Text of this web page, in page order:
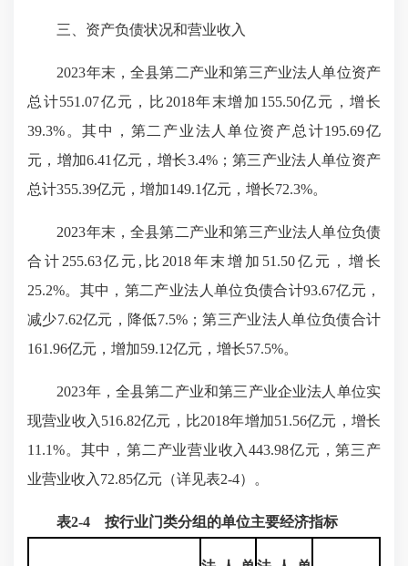
三、资产负债状况和营业收入
2023年末，全县第二产业和第三产业法人单位资产
总计551.07亿元，比2018年末增加155.50亿元，增长
39.3%。其中，第二产业法人单位资产总计195.69亿
元，增加6.41亿元，增长3.4%；第三产业法人单位资产
总计355.39亿元，增加149.1亿元，增长72.3%。
2023年末，全县第二产业和第三产业法人单位负债
合计255.63亿元,比2018年末增加51.50亿元，增长
25.2%。其中，第二产业法人单位负债合计93.67亿元，
减少7.62亿元，降低7.5%；第三产业法人单位负债合计
161.96亿元，增加59.12亿元，增长57.5%。
2023年，全县第二产业和第三产业企业法人单位实
现营业收入516.82亿元，比2018年增加51.56亿元，增长
11.1%。其中，第二产业营业收入443.98亿元，第三产
业营业收入72.85亿元（详见表2-4）。
表2-4 按行业门类分组的单位主要经济指标